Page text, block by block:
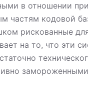
в отношении
частям кодовой
рискованные
на то, что эти